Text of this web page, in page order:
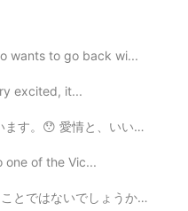
wants to go back wi...
excited, it...
思うのはいい音楽です。 好きな歌を見つ...
one of the Vic...
「言いたいこと」をそのまま直訳することが...